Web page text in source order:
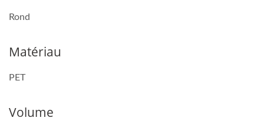
Rond
Matériau
PET
Volume